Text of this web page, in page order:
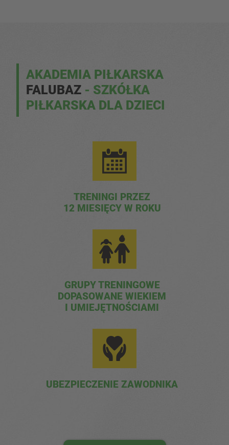
AKADEMIA PIŁKARSKA
FALUBAZ - SZKÓŁKA
PIŁKARSKA DLA DZIECI
TRENINGI PRZEZ
12 MIESIĘCY W ROKU
GRUPY TRENINGOWE
DOPASOWANE WIEKIEM
I UMIEJĘTNOŚCIAMI
UBEZPIECZENIE ZAWODNIKA